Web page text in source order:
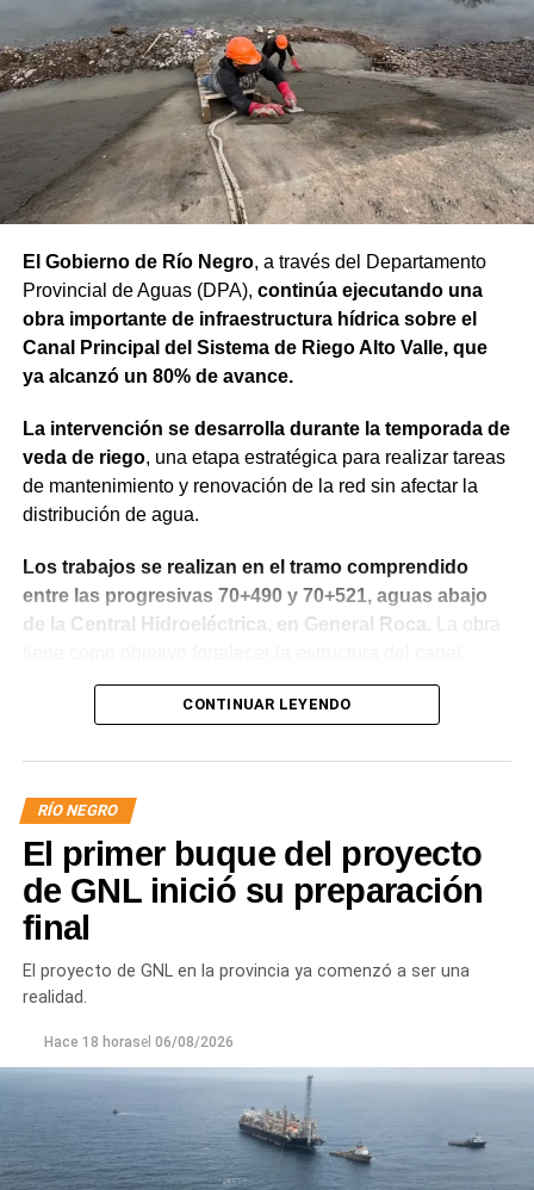
El Gobierno de Río Negro, a través del Departamento
Provincial de Aguas (DPA), continúa ejecutando una
obra importante de infraestructura hídrica sobre el
Canal Principal del Sistema de Riego Alto Valle, que
ya alcanzó un 80% de avance.
La intervención se desarrolla durante la temporada de
veda de riego, una etapa estratégica para realizar tareas
de mantenimiento y renovación de la red sin afectar la
distribución de agua.
Los trabajos se realizan en el tramo comprendido
entre las progresivas 70+490 y 70+521, aguas abajo
de la Central Hidroeléctrica, en General Roca.
La obra
mediante el recambio de siete losas de hormigón del
revestimiento del talud sobre la margen derecha, la
vereda, mejorando la seguridad y el funcionamiento del
sistema.
CONTINUAR LEYENDO
RÍO NEGRO
El primer buque del proyecto
de GNL inició su preparación
final
El proyecto de GNL en la provincia ya comenzó a ser una
realidad.
Hace 18 horasel 06/08/2026